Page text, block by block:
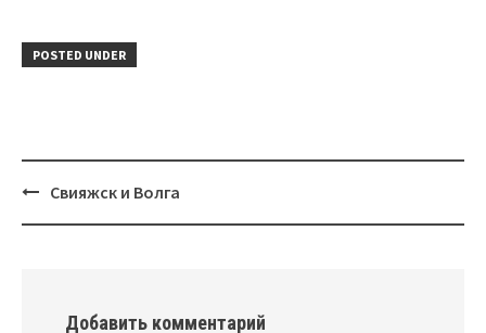
POSTED UNDER
Post
Свияжск и Волга
Добавить комментарий